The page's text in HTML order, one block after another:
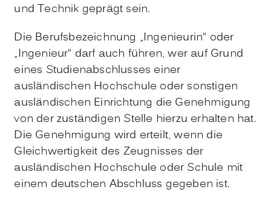
und Technik geprägt sein.
Die Berufsbezeichnung „Ingenieurin“ oder
„Ingenieur“ darf auch führen, wer auf Grund
eines Studienabschlusses einer
ausländischen Hochschule oder sonstigen
ausländischen Einrichtung die Genehmigung
von der zuständigen Stelle hierzu erhalten hat.
Die Genehmigung wird erteilt, wenn die
Gleichwertigkeit des Zeugnisses der
ausländischen Hochschule oder Schule mit
einem deutschen Abschluss gegeben ist.